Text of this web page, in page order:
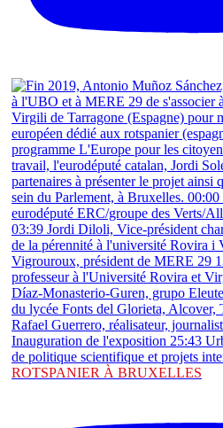
ROTSPANIER À BRUXELLES